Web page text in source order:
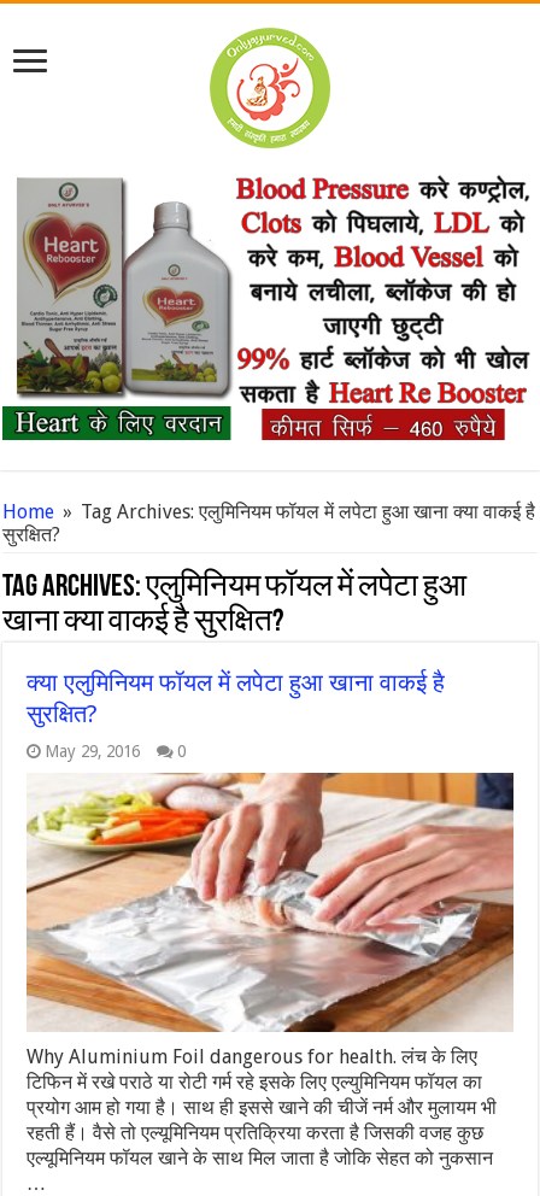
Home » Tag Archives: एलुमिनियम फॉयल में लपेटा हुआ खाना क्या वाकई है
सुरक्षित?
Tag Archives:एलुमिनियम फॉयल में लपेटा हुआ
खाना क्या वाकई है सुरक्षित?
क्या एलुमिनियम फॉयल में लपेटा हुआ खाना वाकई है
सुरक्षित?
May 29, 2016 0
Why Aluminium Foil dangerous for health. लंच के लिए
टिफिन में रखे पराठे या रोटी गर्म रहे इसके लिए एल्युमिनियम फॉयल का
प्रयोग आम हो गया है। साथ ही इससे खाने की चीजें नर्म और मुलायम भी
रहती हैं। वैसे तो एल्यूमिनियम प्रतिक्रिया करता है जिसकी वजह कुछ
एल्यूमिनियम फॉयल खाने के साथ मिल जाता है जोकि सेहत को नुकसान
…